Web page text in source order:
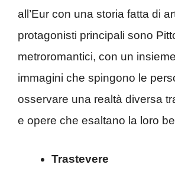
all’Eur con una storia fatta di
protagonisti principali sono
metroromantici, con un
immagini che spingono le
osservare una realtà diversa
e opere che esaltano la loro
Trastevere